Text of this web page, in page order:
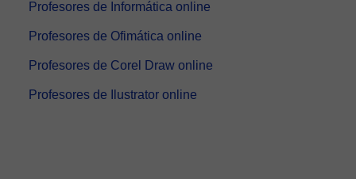
Profesores de Informática online
Profesores de Ofimática online
Profesores de Corel Draw online
Profesores de Ilustrator online